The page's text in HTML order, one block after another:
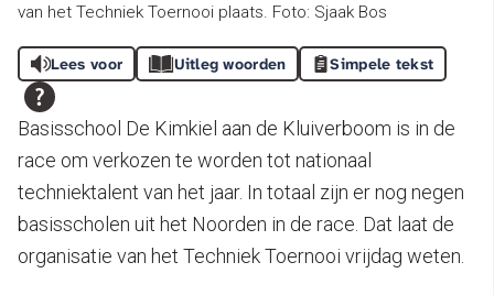
van het Techniek Toernooi plaats. Foto: Sjaak Bos
Lees voor Uitleg woorden Simpele tekst
Basisschool De Kimkiel aan de Kluiverboom is in de
race om verkozen te worden tot nationaal
techniektalent van het jaar. In totaal zijn er nog negen
basisscholen uit het Noorden in de race. Dat laat de
organisatie van het Techniek Toernooi vrijdag weten.